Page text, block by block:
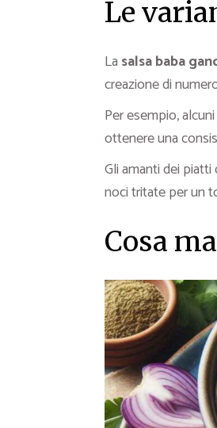
Le
La salsababa
creazione di
Per esempio,
ottenere una
Gli amanti dei
noci tritate per un
Cosa